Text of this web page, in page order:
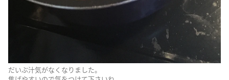
だいぶ汁気がなくなりました。